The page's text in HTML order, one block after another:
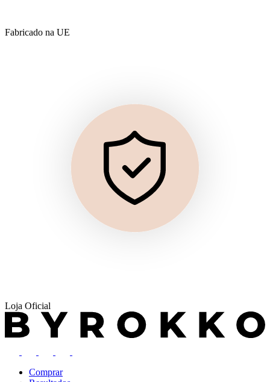
Fabricado na UE
Loja Oficial
Comprar